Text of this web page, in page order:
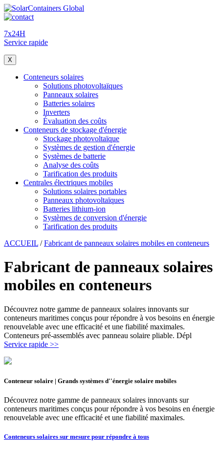
7x24H
Service rapide
X
Conteneurs solaires
Solutions photovoltaïques
Panneaux solaires
Batteries solaires
Inverters
Évaluation des coûts
Conteneurs de stockage d'énergie
Stockage photovoltaïque
Systèmes de gestion d'énergie
Systèmes de batterie
Analyse des coûts
Tarification des produits
Centrales électriques mobiles
Solutions solaires portables
Panneaux photovoltaïques
Batteries lithium-ion
Systèmes de conversion d'énergie
Tarification des produits
ACCUEIL /Fabricant de panneaux solaires mobiles en conteneurs
Fabricant de panneaux solaires
mobiles en conteneurs
Découvrez notre gamme de panneaux solaires innovants sur
conteneurs maritimes conçus pour répondre à vos besoins en énergie
renouvelable avec une efficacité et une fiabilité maximales.
Conteneurs pré-assemblés avec panneau solaire pliable. Dépl
Service rapide >>
Conteneur solaire | Grands systèmes d''énergie solaire mobiles
Découvrez notre gamme de panneaux solaires innovants sur
conteneurs maritimes conçus pour répondre à vos besoins en énergie
renouvelable avec une efficacité et une fiabilité maximales.
Conteneurs solaires sur mesure pour répondre à tous